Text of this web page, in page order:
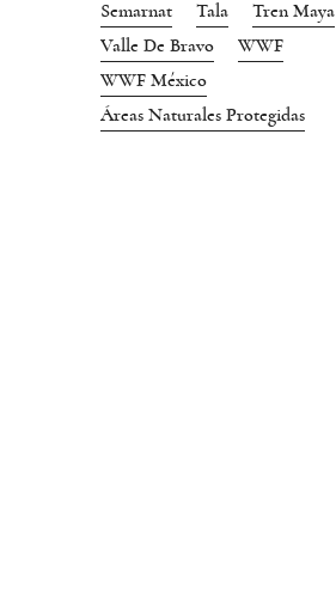
Semarnat
Tala
Tren Maya
Valle De Bravo
WWF
WWF México
Áreas Naturales Protegidas